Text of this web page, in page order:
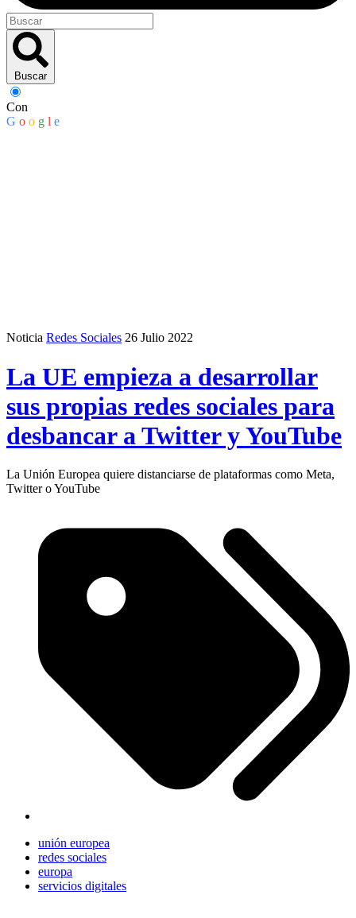
Buscar
Con
G o o g l e
Noticia Redes Sociales 26 Julio 2022
La UE empieza a desarrollar
sus propias redes sociales para
desbancar a Twitter y YouTube
La Unión Europea quiere distanciarse de plataformas como Meta,
Twitter o YouTube
unión europea
redes sociales
europa
servicios digitales